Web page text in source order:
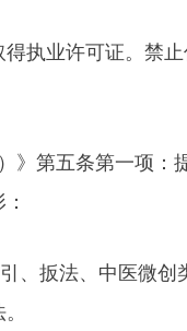
执业许可证。禁
》第五条第一项：
、扳法、中医微创